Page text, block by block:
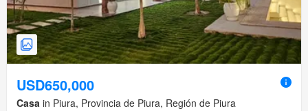
USD650,000
Casa in Piura, Provincia de Piura, Región de Piura